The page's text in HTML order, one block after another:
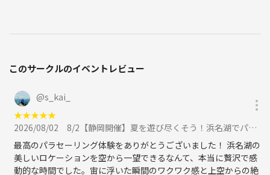
このサークルのイベントレビュー
@s_kai_
★★★★★
2026/08/02
8/2【静岡開催】夏を遊び尽くそう！浜名湖でパラセーリング＆マリンスポーツを楽しもう！に参加
最高のパラセーリング体験をありがとうございました！ 浜名湖の
美しいロケーションを空から一望できるなんて、本当に贅沢で感
動的な時間でした。宙に浮いた瞬間のワクワク感と上空からの絶